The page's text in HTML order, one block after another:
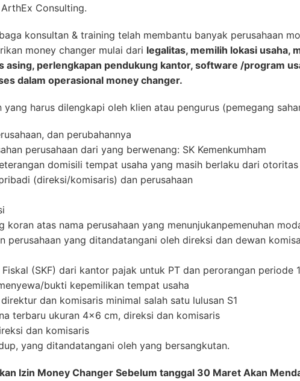
Consulting.
konsultan & training telah membantu banyak perusahaan
money changer mulai dari legalitas, memilih lokasi usaha,
asing, perlengkapan pendukung kantor, software /program
dalam operasional money changer.
yang harus dilengkapi oleh klien atau pengurus (pemegang
dan perubahannya
perusahaan dari yang berwenang: SK Kemenkumham
domisili tempat usaha yang masih berlaku dari
(direksi/komisaris) dan perusahaan
koran atas nama perusahaan yang menunjukanpemenuhan
perusahaan yang ditandatangani oleh direksi dan dewan
Fiskal (SKF) dari kantor pajak untuk PT dan perorangan periode
bukti kepemilikan tempat usaha
dan komisaris minimal salah satu lulusan S1
terbaru ukuran 4×6 cm, direksi dan komisaris
dan komisaris
yang ditandatangani oleh yang bersangkutan.
Izin Money Changer Sebelum tanggal 30 Maret Akan